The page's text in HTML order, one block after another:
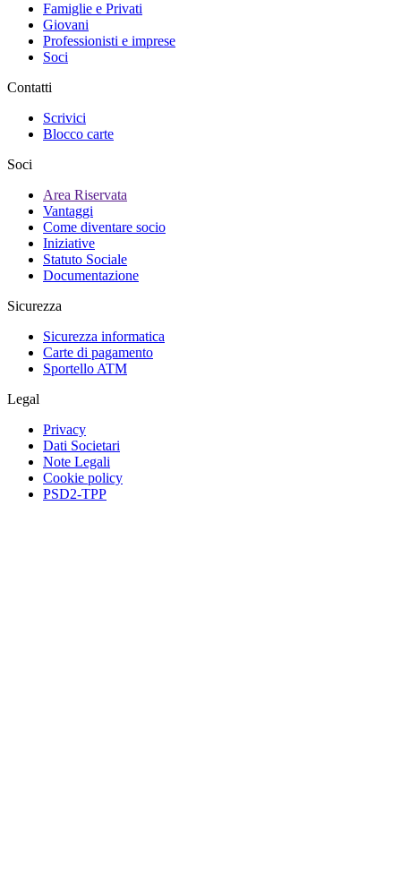
Famiglie e Privati
Giovani
Professionisti e imprese
Soci
Contatti
Scrivici
Blocco carte
Soci
Area Riservata
Vantaggi
Come diventare socio
Iniziative
Statuto Sociale
Documentazione
Sicurezza
Sicurezza informatica
Carte di pagamento
Sportello ATM
Legal
Privacy
Dati Societari
Note Legali
Cookie policy
PSD2-TPP